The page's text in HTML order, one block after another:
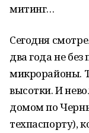
митинг…
Сегодня
два года не
микрорайоны.
высотки. И
домом по
техпаспорту),